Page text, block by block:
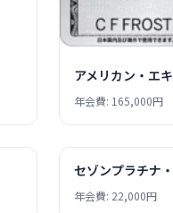
アメリカン・エ
年会費: 165,000円
セゾンプラチナ
年会費: 22,000円